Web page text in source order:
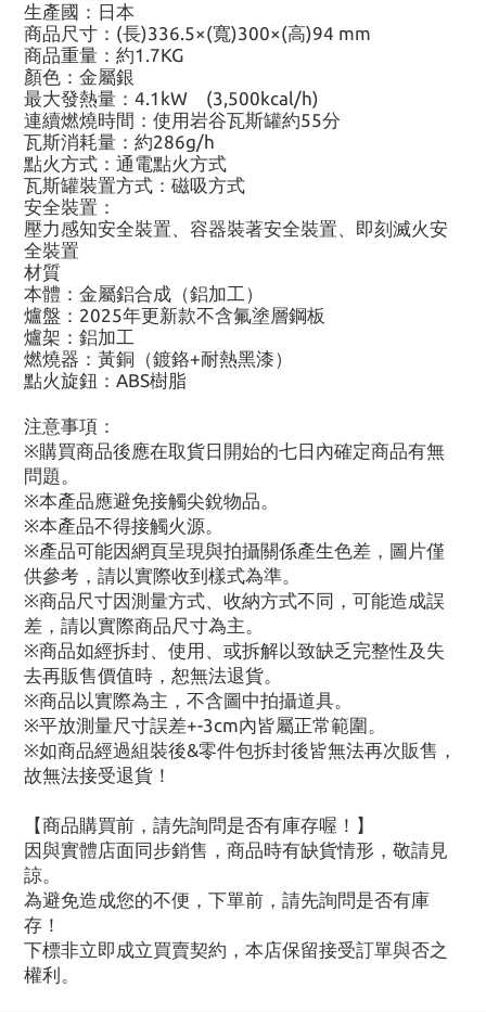
生產國：日本
商品尺寸：(長)336.5×(寬)300×(高)94 mm
商品重量：約1.7KG
顏色：金屬銀
最大發熱量：4.1kW (3,500kcal/h)
連續燃燒時間：使用岩谷瓦斯罐約55分
瓦斯消耗量：約286g/h
點火方式：通電點火方式
瓦斯罐裝置方式：磁吸方式
安全裝置：
壓力感知安全裝置、容器裝著安全裝置、即刻滅火安
全裝置
材質
本體：金屬鋁合成（鋁加工）
爐盤：2025年更新款不含氟塗層鋼板
爐架：鋁加工
燃燒器：黃銅（鍍鉻+耐熱黑漆）
點火旋鈕：ABS樹脂
注意事項：
※購買商品後應在取貨日開始的七日內確定商品有無
問題。
※本產品應避免接觸尖銳物品。
※本產品不得接觸火源。
※產品可能因網頁呈現與拍攝關係產生色差，圖片僅
供參考，請以實際收到樣式為準。
※商品尺寸因測量方式、收納方式不同，可能造成誤
差，請以實際商品尺寸為主。
※商品如經拆封、使用、或拆解以致缺乏完整性及失
去再販售價值時，恕無法退貨。
※商品以實際為主，不含圖中拍攝道具。
※平放測量尺寸誤差+-3cm內皆屬正常範圍。
※如商品經過組裝後&零件包拆封後皆無法再次販售，
故無法接受退貨！
【商品購買前，請先詢問是否有庫存喔！】
因與實體店面同步銷售，商品時有缺貨情形，敬請見
諒。
為避免造成您的不便，下單前，請先詢問是否有庫
存！
下標非立即成立買賣契約，本店保留接受訂單與否之
權利。